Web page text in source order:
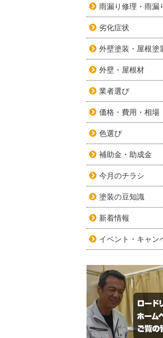
雨漏り修理・雨漏
劣化症状
外壁塗装・屋根塗
外壁・屋根材
業者選び
価格・費用・相場
色選び
補助金・助成金
今月のチラシ
塗装の豆知識
新着情報
イベント・キャン